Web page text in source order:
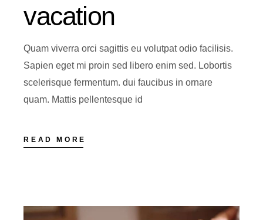
vacation
Quam viverra orci sagittis eu volutpat odio facilisis.
Sapien eget mi proin sed libero enim sed. Lobortis
scelerisque fermentum. dui faucibus in ornare
quam. Mattis pellentesque id
READ MORE